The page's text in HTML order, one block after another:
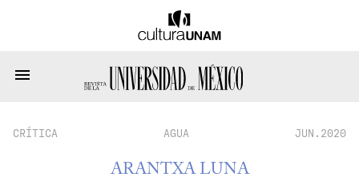
CRÍTICA AGUA JUN.2020
ARANTXA LUNA